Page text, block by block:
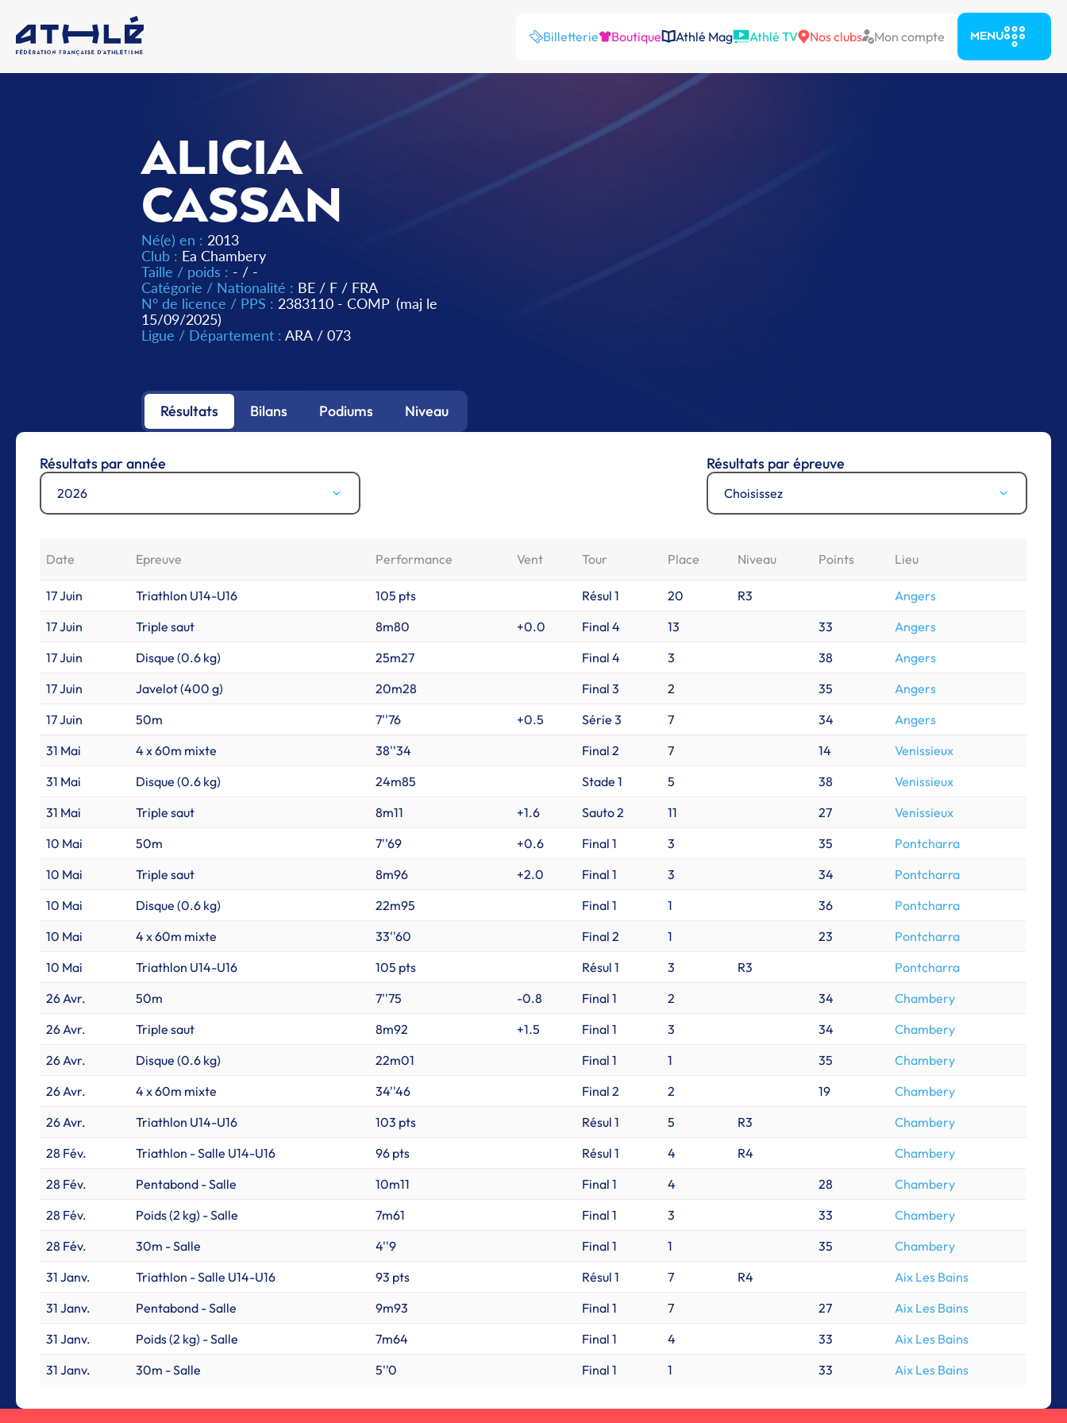
Billetterie Boutique Athlé Mag Athlé TV Nos clubs Mon compte MENU
ALICIA
CASSAN
Né(e) en : 2013
Club : Ea Chambery
Taille / poids : - / -
Catégorie / Nationalité : BE / F / FRA
N° de licence / PPS : 2383110 - COMP (maj le
15/09/2025)
Ligue / Département :ARA / 073
Résultats Bilans Podiums Niveau
Résultats par année
2026
Résultats par épreuve
Choisissez
Date Epreuve Performance Vent Tour Place Niveau Points Lieu
17 Juin Triathlon U14-U16 105 pts Résul 1 20 R3
Angers
17 Juin
Triple saut 8m80 +0.0 Final 4 13 33
Angers
17 Juin
Disque (0.6 kg) 25m27 Final 4 3 38
Angers
17 Juin
Javelot (400 g) 20m28 Final 3 2 35
Angers
17 Juin
50m 7''76 +0.5 Série 3 7 34
Angers
31 Mai
4 x 60m mixte 38''34 Final 2 7 14
Venissieux
31 Mai
Disque (0.6 kg) 24m85 Stade 1 5 38
Venissieux
31 Mai
Triple saut 8m11 +1.6 Sauto 2 11 27
Venissieux
10 Mai
50m 7''69 +0.6 Final 1 3 35
Pontcharra
10 Mai
Triple saut 8m96 +2.0 Final 1 3 34
Pontcharra
10 Mai
Disque (0.6 kg) 22m95 Final 1 1 36
Pontcharra
10 Mai
4 x 60m mixte 33''60 Final 2 1 23
Pontcharra
10 Mai
Triathlon U14-U16 105 pts Résul 1 3 R3
Pontcharra
26 Avr.
50m 7''75 -0.8 Final 1 2 34
Chambery
26 Avr.
Triple saut 8m92 +1.5 Final 1 3 34
Chambery
26 Avr.
Disque (0.6 kg) 22m01 Final 1 1 35
Chambery
26 Avr.
4 x 60m mixte 34''46 Final 2 2 19
Chambery
26 Avr.
Triathlon U14-U16 103 pts Résul 1 5 R3
Chambery
28 Fév.
Triathlon - Salle U14-U16 96 pts Résul 1 4 R4
Chambery
28 Fév.
Pentabond - Salle 10m11 Final 1 4 28
Chambery
28 Fév.
Poids (2 kg) - Salle 7m61 Final 1 3 33
Chambery
28 Fév.
30m - Salle 4''9 Final 1 1 35
Chambery
31 Janv.
Triathlon - Salle U14-U16 93 pts Résul 1 7 R4
Aix Les Bains
31 Janv.
Pentabond - Salle 9m93 Final 1 7 27
Aix Les Bains
31 Janv.
Poids (2 kg) - Salle 7m64 Final 1 4 33
Aix Les Bains
31 Janv.
30m - Salle 5''0 Final 1 1 33 Aix Les Bains